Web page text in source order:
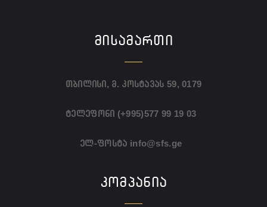
ᲛᲘᲡᲐᲛᲐᲠᲗᲘ
თბილისი, მ. კოსტავას 59, 0179
ტელეფონი (+995)577 99 19 03
ელ-ფოსტა info@sfs.ge
ᲙᲝᲛᲞᲐᲜᲘᲐ